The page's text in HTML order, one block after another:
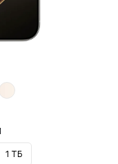
1 ТБ